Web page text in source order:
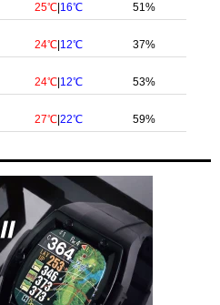
25℃ 16℃ 51%
24℃ 12℃ 37%
24℃ 12℃ 53%
27℃ |22℃ 59%